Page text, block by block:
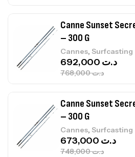
Canne Sunset
– 300 G
Cannes, Surfcasting
د.ت768,000
د.ت
Canne Sunset
– 300 G
Cannes, Surfcasting
د.ت748,000
د.ت